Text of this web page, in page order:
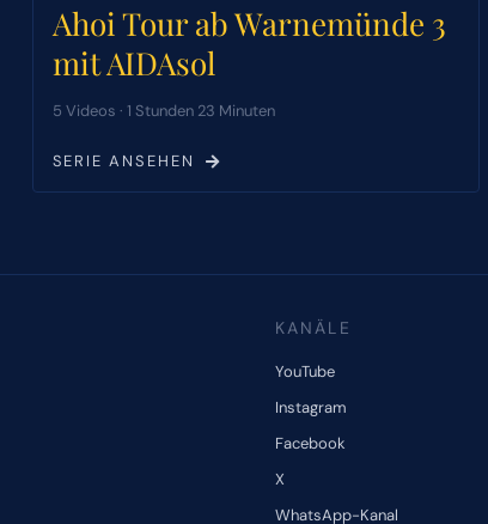
Ahoi Tour ab Warnemünde 3
mit AIDAsol
5 Videos · 1 Stunden 23 Minuten
SERIE ANSEHEN
KANÄLE
YouTube
Instagram
Facebook
X
WhatsApp-Kanal